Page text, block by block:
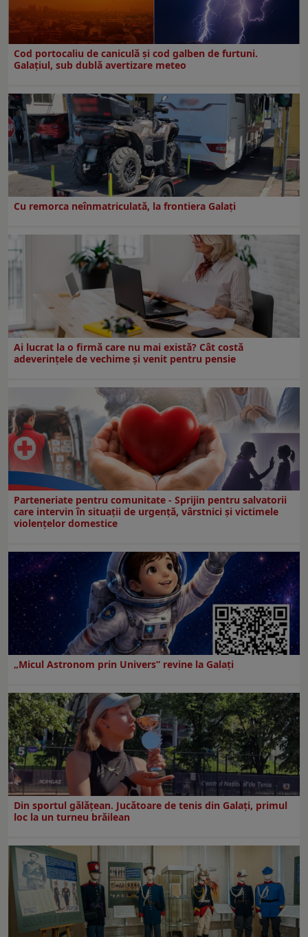
Cod portocaliu de caniculă și cod galben de furtuni.
Galațiul, sub dublă avertizare meteo
Cu remorca neînmatriculată, la frontiera Galați
Ai lucrat la o firmă care nu mai există? Cât costă
adeverințele de vechime și venit pentru pensie
Parteneriate pentru comunitate - Sprijin pentru salvatorii
care intervin în situații de urgență, vârstnici și victimele
violențelor domestice
„Micul Astronom prin Univers” revine la Galați
Din sportul gălățean. Jucătoare de tenis din Galați, primul
loc la un turneu brăilean